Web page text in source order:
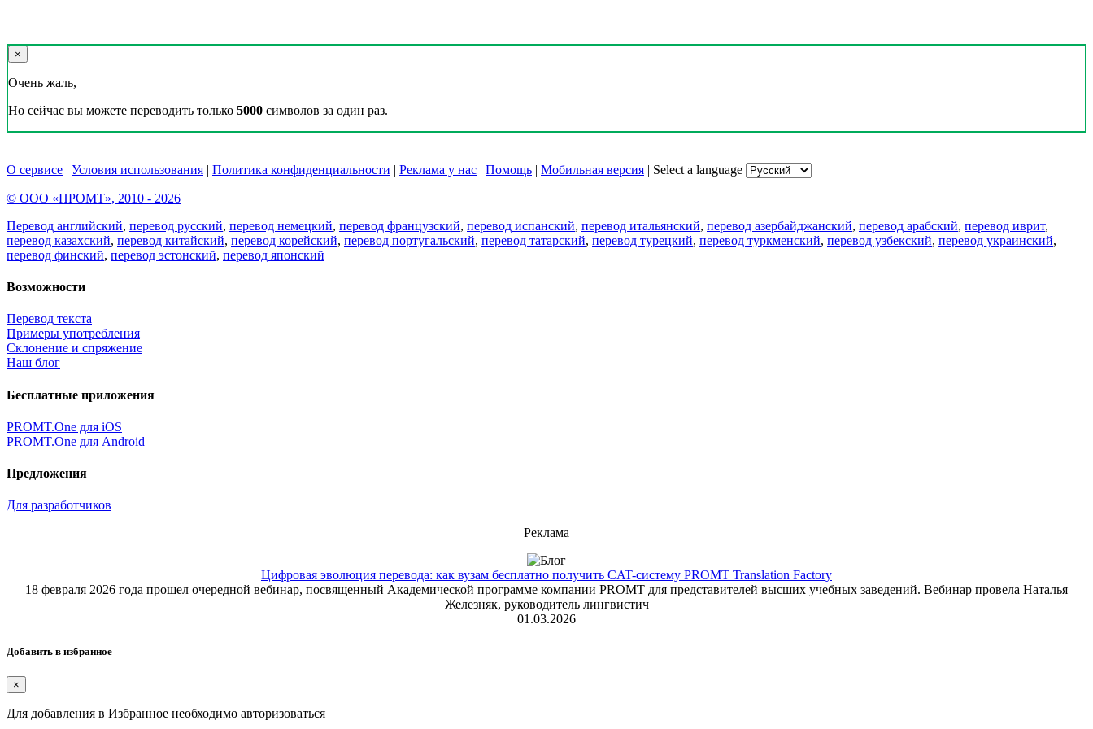
×
Очень жаль,
Но сейчас вы можете переводить только 5000 символов за один раз.
О сервисе | Условия использования | Политика конфиденциальности | Реклама у нас | Помощь | Мобильная версия | Select a language
© ООО «ПРОМТ», 2010 - 2026
Перевод английский, перевод русский, перевод немецкий, перевод французский, перевод испанский, перевод итальянский, перевод азербайджанский, перевод арабский, перевод иврит,
перевод казахский, перевод китайский, перевод корейский, перевод португальский, перевод татарский, перевод турецкий, перевод туркменский, перевод узбекский, перевод украинский,
перевод финский, перевод эстонский, перевод японский
Возможности
Перевод текста
Примеры употребления
Склонение и спряжение
Наш блог
Бесплатные приложения
PROMT.One для iOS
PROMT.One для Android
Предложения
Для разработчиков
Реклама
Цифровая эволюция перевода: как вузам бесплатно получить CAT-систему PROMT Translation Factory
18 февраля 2026 года прошел очередной вебинар, посвященный Академической программе компании PROMT для представителей высших учебных заведений. Вебинар провела Наталья
Железняк, руководитель лингвистич
01.03.2026
Добавить в избранное
×
Для добавления в Избранное необходимо авторизоваться